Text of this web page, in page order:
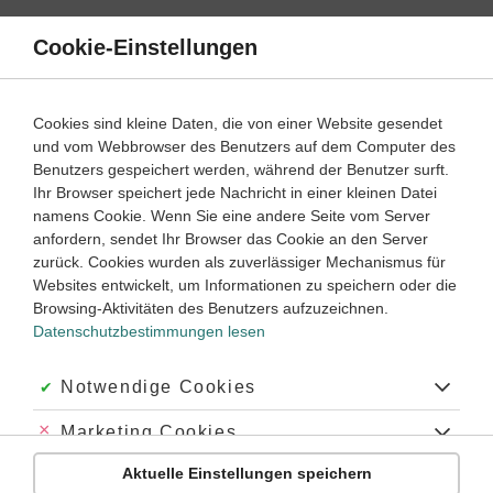
Direkt
Inhalt
Wie erkennt man Terme?
Wie formt man Terme um?
Wie überprüft man, ob zwei Terme äquivalent sind?
Wie leitet man aus einer Textaufgabe einen Term ab?
Bei Aufgaben und Übungen zum Thema
Terme umformen
gibt es viel zu beachten! Denn Terme korrekt zu
umzuformen und zu vereinfachen
zusammenfassen?Wie geht das
einer
Klammer oder wie wendet man diebinomischen Formelnan?
Das alles und noch mehr findest du bei uns!
Zunächst findest du hier die wichtigsten Lernwege zu diesem
Cookie-Einstellungen
Cookies sind kleine Daten, die von einer Website gesendet
und vom Webbrowser des Benutzers auf dem Computer des
Benutzers gespeichert werden, während der Benutzer surft.
Ihr Browser speichert jede Nachricht in einer kleinen Datei
namens Cookie. Wenn Sie eine andere Seite vom Server
anfordern, sendet Ihr Browser das Cookie an den Server
zurück. Cookies wurden als zuverlässiger Mechanismus für
Websites entwickelt, um Informationen zu speichern oder die
Browsing-Aktivitäten des Benutzers aufzuzeichnen.
Datenschutzbestimmungen lesen
Akzeptiert:
Notwendige Cookies
Abgelehnt:
Marketing Cookies
Abgelehnt:
Personalisierungs-Cookies
Aktuelle Einstellungen speichern